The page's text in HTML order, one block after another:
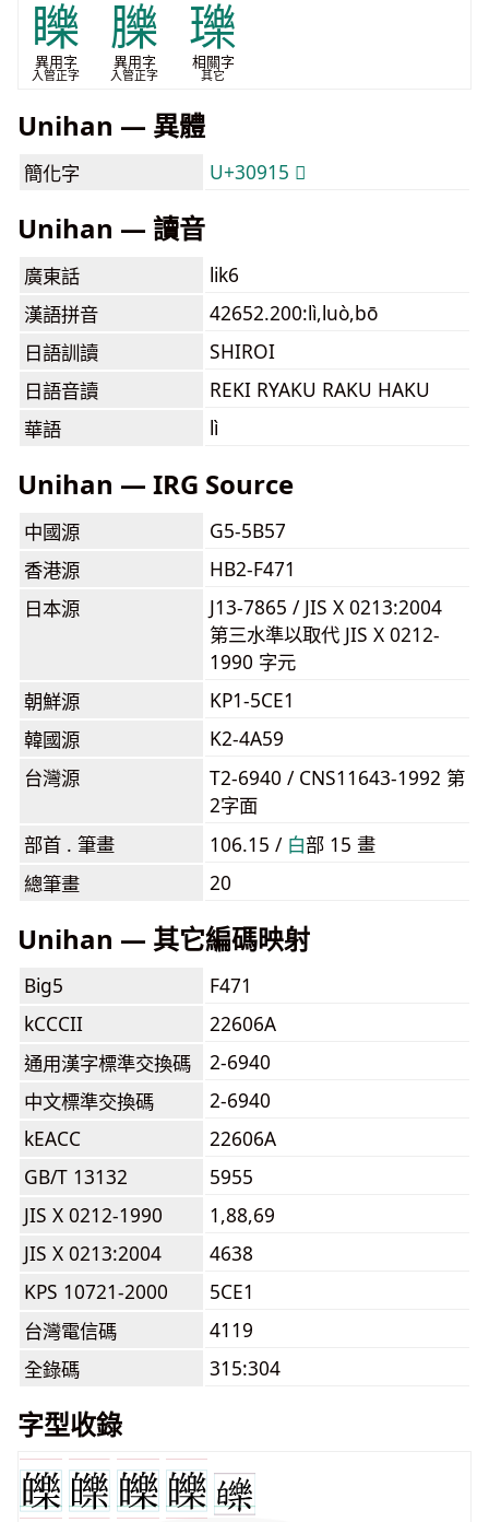
䁻
異用字
入管正字
䑈
異用字
入管正字
瓅
相關字
其它
Unihan — 異體
簡化字 U+30915 𰤕
Unihan — 讀音
廣東話
lik6
漢語拼音
42652.200:lì,luò,bō
日語訓讀
SHIROI
日語音讀
REKI RYAKU RAKU HAKU
華語
lì
Unihan — IRG Source
中國源
G5-5B57
香港源
HB2-F471
日本源
J13-7865 / JIS X 0213:2004
第三水準以取代 JIS X 0212-
1990 字元
朝鮮源
KP1-5CE1
韓國源
K2-4A59
台灣源
T2-6940 / CNS11643-1992 第
2字面
部首 . 筆畫
106.15 / ⽩部 15 畫
總筆畫
20
Unihan — 其它編碼映射
Big5
F471
kCCCII
22606A
通用漢字標準交換碼
2-6940
中文標準交換碼
2-6940
kEACC
22606A
GB/T 13132
5955
JIS X 0212-1990
1,88,69
JIS X 0213:2004
4638
KPS 10721-2000
5CE1
台灣電信碼
4119
全錄碼
315:304
字型收錄